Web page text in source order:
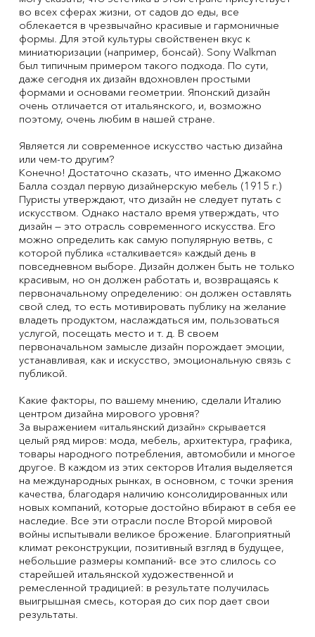
во всех сферах жизни, от садов до еды, все
облекается в чрезвычайно красивые и гармоничные
формы. Для этой культуры свойственен вкус к
миниатюризации (например, бонсай). Sony Walkman
был типичным примером такого подхода. По сути,
даже сегодня их дизайн вдохновлен простыми
формами и основами геометрии. Японский дизайн
очень отличается от итальянского, и, возможно
поэтому, очень любим в нашей стране.
Является ли современное искусство частью дизайна
или чем-то другим?
Конечно! Достаточно сказать, что именно Джакомо
Балла создал первую дизайнерскую мебель (1915 г.)
Пуристы утверждают, что дизайн не следует путать с
искусством. Однако настало время утверждать, что
дизайн — это отрасль современного искусства. Его
можно определить как самую популярную ветвь, с
которой публика «сталкивается» каждый день в
повседневном выборе. Дизайн должен быть не только
красивым, но он должен работать и, возвращаясь к
первоначальному определению: он должен оставлять
свой след, то есть мотивировать публику на желание
владеть продуктом, наслаждаться им, пользоваться
услугой, посещать место и т. д. В своем
первоначальном замысле дизайн порождает эмоции,
устанавливая, как и искусство, эмоциональную связь с
публикой.
Какие факторы, по вашему мнению, сделали Италию
центром дизайна мирового уровня?
За выражением «итальянский дизайн» скрывается
целый ряд миров: мода, мебель, архитектура, графика,
товары народного потребления, автомобили и многое
другое. В каждом из этих секторов Италия выделяется
на международных рынках, в основном, с точки зрения
качества, благодаря наличию консолидированных или
новых компаний, которые достойно вбирают в себя ее
наследие. Все эти отрасли после Второй мировой
войны испытывали великое брожение. Благоприятный
климат реконструкции, позитивный взгляд в будущее,
небольшие размеры компаний- все это слилось со
старейшей итальянской художественной и
ремесленной традицией: в результате получилась
выигрышная смесь, которая до сих пор дает свои
результаты.